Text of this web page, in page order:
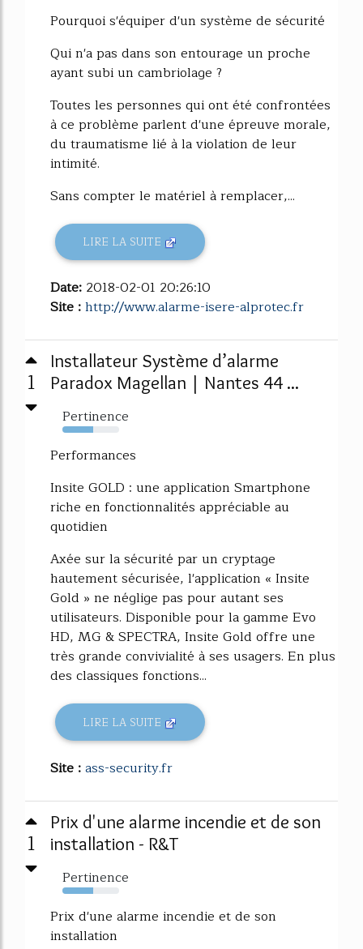
Pourquoi s'équiper d'un système de sécurité
Qui n'a pas dans son entourage un proche
ayant subi un cambriolage ?
Toutes les personnes qui ont été confrontées
à ce problème parlent d'une épreuve morale,
du traumatisme lié à la violation de leur
intimité.
Sans compter le matériel à remplacer,...
LIRE LA SUITE
Date: 2018-02-01 20:26:10
Site :http://www.alarme-isere-alprotec.fr
1
Installateur Système d’alarme
Paradox Magellan | Nantes 44 ...
Pertinence
54%
Performances
Insite GOLD : une application Smartphone
riche en fonctionnalités appréciable au
quotidien
Axée sur la sécurité par un cryptage
hautement sécurisée, l'application « Insite
Gold » ne néglige pas pour autant ses
utilisateurs. Disponible pour la gamme Evo
HD, MG & SPECTRA, Insite Gold offre une
très grande convivialité à ses usagers. En plus
des classiques fonctions...
LIRE LA SUITE
Site :ass-security.fr
1
Prix d'une alarme incendie et de son
installation - R&T
Pertinence
54%
Prix d'une alarme incendie et de son
installation